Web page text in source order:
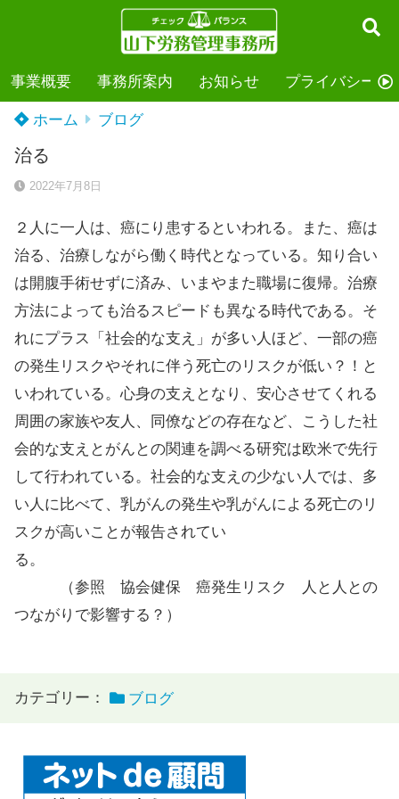
事業概要 事務所案内 お知らせ プライバシーポ
ホーム ブログ
治る
2022年7月8日
２人に一人は、癌にり患するといわれる。また、癌は
治る、治療しながら働く時代となっている。知り合い
は開腹手術せずに済み、いまやまた職場に復帰。治療
方法によっても治るスピードも異なる時代である。そ
れにプラス「社会的な支え」が多い人ほど、一部の癌
の発生リスクやそれに伴う死亡のリスクが低い？！と
いわれている。心身の支えとなり、安心させてくれる
周囲の家族や友人、同僚などの存在など、こうした社
会的な支えとがんとの関連を調べる研究は欧米で先行
して行われている。社会的な支えの少ない人では、多
い人に比べて、乳がんの発生や乳がんによる死亡のリ
スクが高いことが報告されてい
る。
（参照 協会健保 癌発生リスク 人と人との
つながりで影響する？）
カテゴリー： ブログ